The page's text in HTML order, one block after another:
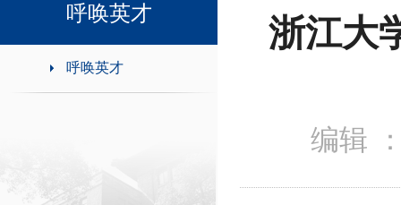
呼唤英才
呼唤英才
浙江大
编辑